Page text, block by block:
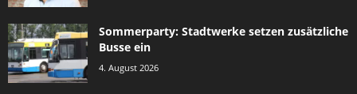
Sommerparty: Stadtwerke setzen zusätzliche
Busse ein
4. August 2026